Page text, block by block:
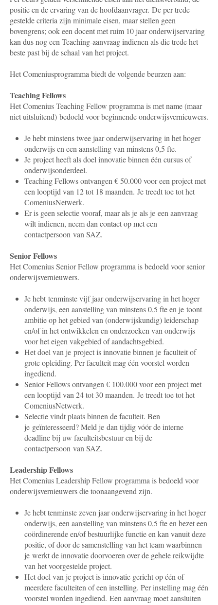
positie en de ervaring van de hoofdaanvrager. De per trede
gestelde criteria zijn minimale eisen, maar stellen geen
bovengrens; ook een docent met ruim 10 jaar onderwijservaring
kan dus nog een Teaching-aanvraag indienen als die trede het
beste past bij de schaal van het project.
Het Comeniusprogramma biedt de volgende beurzen aan:
Teaching Fellows
Het Comenius Teaching Fellow programma is met name (maar
niet uitsluitend) bedoeld voor beginnende onderwijsvernieuwers.
Je hebt minstens twee jaar onderwijservaring in het hoger
onderwijs en een aanstelling van minstens 0,5 fte.
Je project heeft als doel innovatie binnen één cursus of
onderwijsonderdeel.
Teaching Fellows ontvangen € 50.000 voor een project met
een looptijd van 12 tot 18 maanden. Je treedt toe tot het
ComeniusNetwerk.
Er is geen selectie vooraf, maar als je als je een aanvraag
wilt indienen, neem dan contact op met een
contactpersoon van SAZ.
Senior Fellows
Het Comenius Senior Fellow programma is bedoeld voor senior
onderwijsvernieuwers.
Je hebt tenminste vijf jaar onderwijservaring in het hoger
onderwijs, een aanstelling van minstens 0,5 fte en je toont
ambitie op het gebied van (onderwijskundig) leiderschap
en/of in het ontwikkelen en onderzoeken van onderwijs
voor het eigen vakgebied of aandachtsgebied.
Het doel van je project is innovatie binnen je faculteit of
grote opleiding. Per faculteit mag één voorstel worden
ingediend.
Senior Fellows ontvangen € 100.000 voor een project met
een looptijd van 24 tot 30 maanden. Je treedt toe tot het
ComeniusNetwerk.
Selectie vindt plaats binnen de faculteit. Ben
je geïnteresseerd? Meld je dan tijdig vóór de interne
deadlinebij uw faculteitsbestuur en bij de
contactpersoon van SAZ.
Leadership Fellows
Het Comenius Leadership Fellow programma is bedoeld voor
onderwijsvernieuwers die toonaangevend zijn.
Je hebt tenminste zeven jaar onderwijservaring in het hoger
onderwijs, een aanstelling van minstens 0,5 fte en bezet een
coördinerende en/of bestuurlijke functie en kan vanuit deze
positie, of door de samenstelling van het team waarbinnen
je werkt de innovatie doorvoeren over de gehele reikwijdte
van het voorgestelde project.
Het doel van je project is innovatie gericht op één of
meerdere faculteiten of een instelling. Per instelling mag één
voorstel worden ingediend. Een aanvraag moet aansluiten